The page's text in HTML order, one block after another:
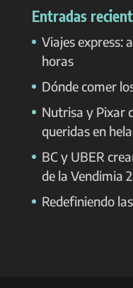
Entradas
Viajes express:
horas
Dónde comer
Nutrisa y Pixar
queridas en
BC y UBER
de la Vendimia
Redefiniendo